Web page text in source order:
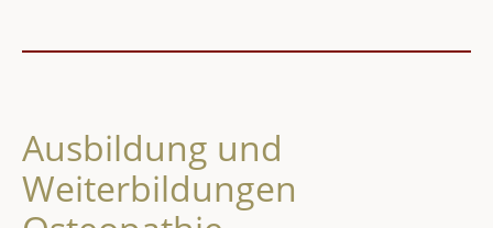
Ausbildung und
Weiterbildungen